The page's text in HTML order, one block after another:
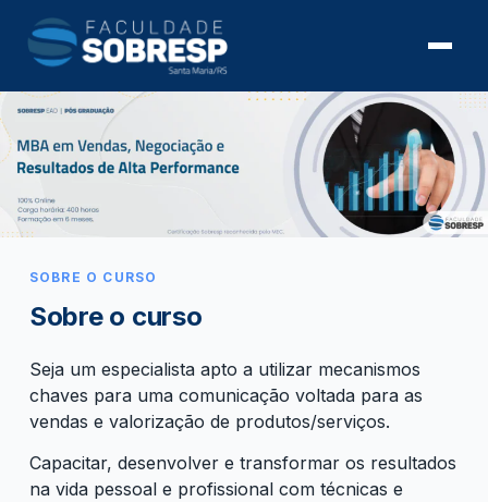
SOBRE O CURSO
Sobre o curso
Seja um especialista apto a utilizar mecanismos
chaves para uma comunicação voltada para as
vendas e valorização de produtos/serviços.
Capacitar, desenvolver e transformar os resultados
na vida pessoal e profissional com técnicas e